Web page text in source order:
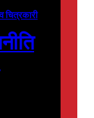
चित्रकारी